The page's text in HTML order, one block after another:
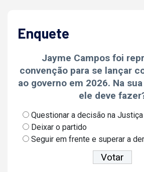
Enquete
Jayme Campos foi
convenção para se lançar
ao governo em 2026. Na
ele deve
Questionar a decisão na Justiça
Deixar o partido
Seguir em frente e superar a